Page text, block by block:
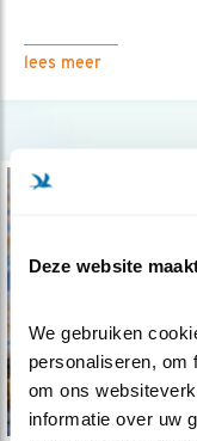
Deze website
We gebruiken
personaliseren, om
om ons
informatie over uw
lees meer